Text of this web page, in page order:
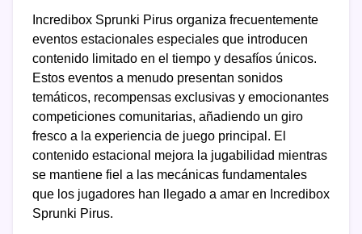
Incredibox Sprunki Pirus organiza frecuentemente
eventos estacionales especiales que introducen
contenido limitado en el tiempo y desafíos únicos.
Estos eventos a menudo presentan sonidos
temáticos, recompensas exclusivas y emocionantes
competiciones comunitarias, añadiendo un giro
fresco a la experiencia de juego principal. El
contenido estacional mejora la jugabilidad mientras
se mantiene fiel a las mecánicas fundamentales
que los jugadores han llegado a amar en Incredibox
Sprunki Pirus.